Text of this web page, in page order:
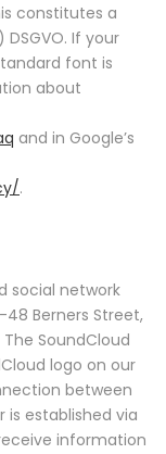
constitutes a
If your
font is
about
and in Google’s
.
social network
48 Berners Street,
The SoundCloud
logo on our
between
is established via
information